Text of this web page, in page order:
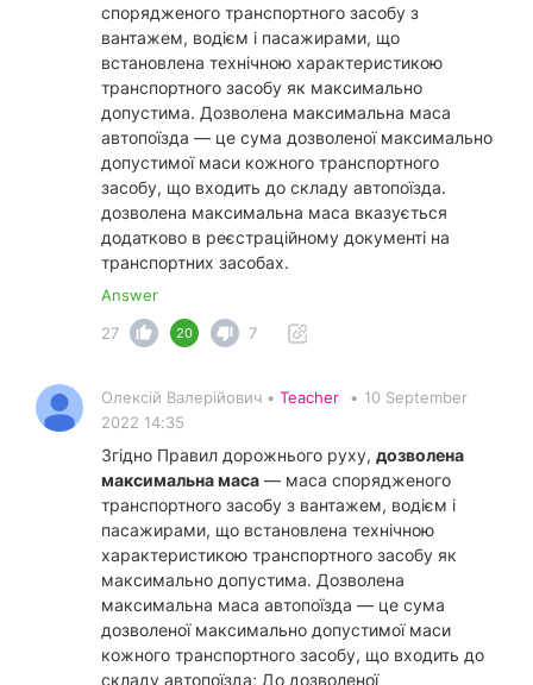
спорядженого транспортного засобу з
вантажем, водієм і пасажирами, що
встановлена технічною характеристикою
транспортного засобу як максимально
допустима. Дозволена максимальна маса
автопоїзда — це сума дозволеної максимально
допустимої маси кожного транспортного
засобу, що входить до складу автопоїзда.
дозволена максимальна маса вказується
додатково в реєстраційному документі на
транспортних засобах.
Answer
27
20 7
Олексій Валерійович • Teacher • 10 September
2022 14:35
Згідно Правил дорожнього руху, дозволена
максимальна маса — маса спорядженого
транспортного засобу з вантажем, водієм і
пасажирами, що встановлена технічною
характеристикою транспортного засобу як
максимально допустима. Дозволена
максимальна маса автопоїзда — це сума
дозволеної максимально допустимої маси
кожного транспортного засобу, що входить до
складу автопоїзда; До дозволеної